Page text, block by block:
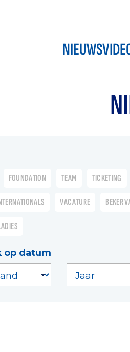
NIEUWS
FOUNDATION TEAM TICKETING
VACATURE BEKER
op datum